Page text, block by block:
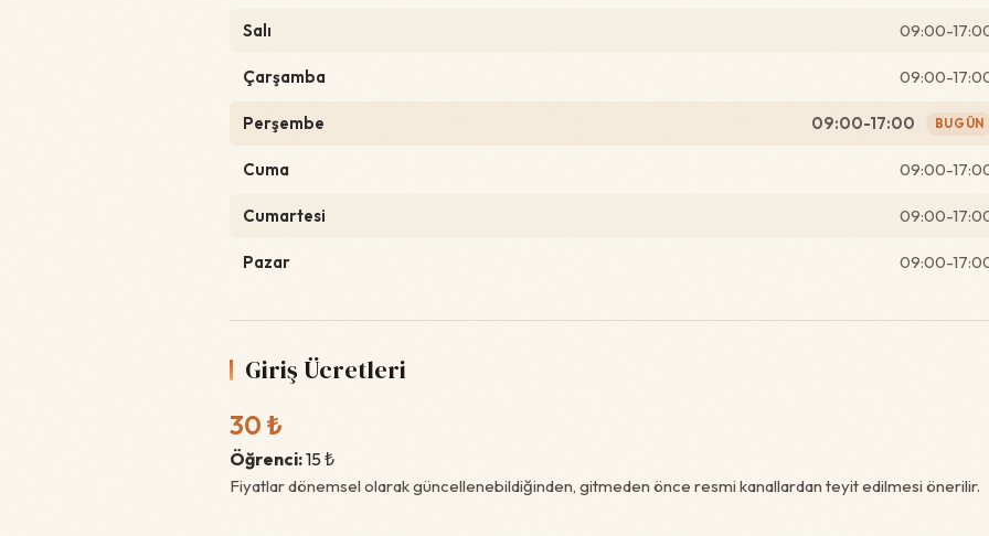
Salı 09:00-
Çarşamba 09:00-
Perşembe 09:00-17:00 BUGÜN
Cuma 09:00-
Cumartesi 09:00-
Pazar 09:00-
Giriş Ücretleri
30 ₺
Öğrenci:15 ₺
Fiyatlar dönemsel olarak güncellenebildiğinden, gitmeden önce resmi kanallardan teyit edilmesi önerilir.